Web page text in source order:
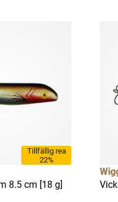
fri frakt på alla ordrar,
och mycket mer. Spara
Tillfällig rea
22%
8.5 cm [18 g]